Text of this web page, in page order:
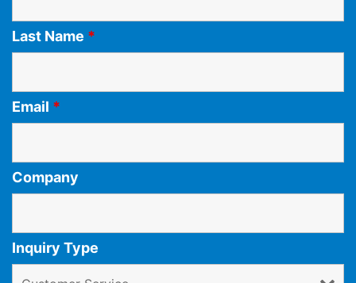
Last Name *
Email *
Company
Inquiry Type